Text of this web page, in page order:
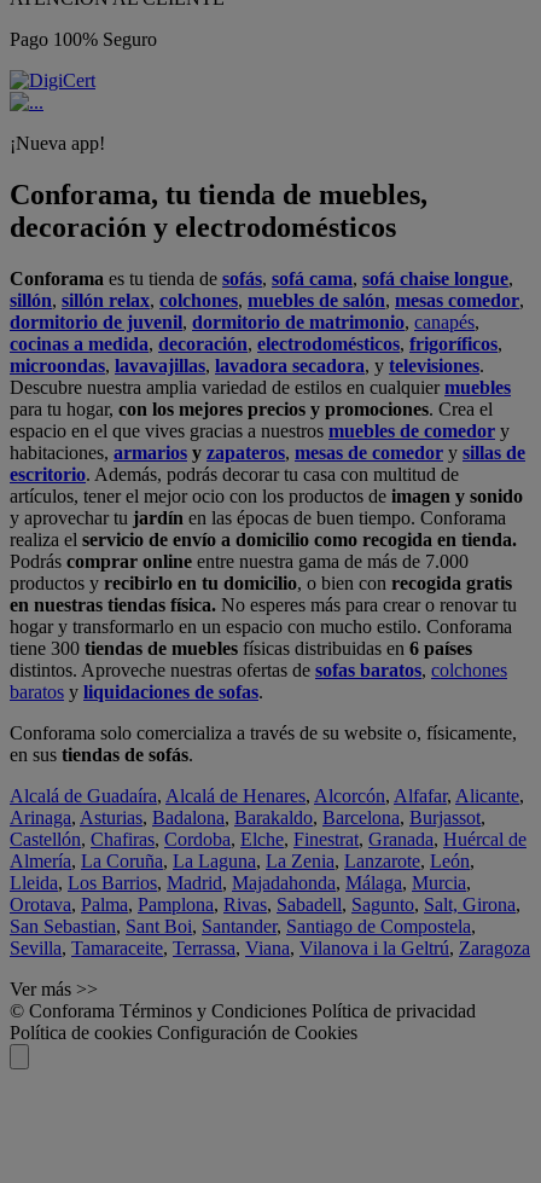
Pago 100% Seguro
¡Nueva app!
Conforama, tu tienda de muebles,
decoración y electrodomésticos
Conforama es tu tienda de sofás, sofá cama, sofá chaise longue,
sillón, sillón relax, colchones, muebles de salón, mesas comedor,
dormitorio de juvenil, dormitorio de matrimonio, canapés,
cocinas a medida, decoración, electrodomésticos, frigoríficos,
microondas, lavavajillas, lavadora secadora, y televisiones.
Descubre nuestra amplia variedad de estilos en cualquiermuebles
para tu hogar, con los mejores precios y promociones. Crea el
espacio en el que vives gracias a nuestros muebles de comedor y
habitaciones, armarios y zapateros, mesas de comedor y sillas de
escritorio. Además, podrás decorar tu casa con multitud de
artículos, tener el mejor ocio con los productos de imagen y sonido
y aprovechar tu jardín en las épocas de buen tiempo. Conforama
realiza el servicio de envío a domicilio como recogida en tienda.
Podrás comprar online entre nuestra gama de más de 7.000
productos y recibirlo en tu domicilio, o bien con recogida gratis
en nuestras tiendas física. No esperes más para crear o renovar tu
hogar y transformarlo en un espacio con mucho estilo. Conforama
tiene 300 tiendas de muebles físicas distribuidas en 6 países
distintos. Aproveche nuestras ofertas de sofas baratos, colchones
baratos y liquidaciones de sofas.
Conforama solo comercializa a través de su website o, físicamente,
en sus tiendas de sofás.
Alcalá de Guadaíra, Alcalá de Henares, Alcorcón, Alfafar, Alicante,
Arinaga, Asturias, Badalona, Barakaldo, Barcelona, Burjassot,
Castellón, Chafiras, Cordoba, Elche, Finestrat, Granada, Huércal de
Almería, La Coruña, La Laguna, La Zenia, Lanzarote, León,
Lleida, Los Barrios, Madrid, Majadahonda, Málaga, Murcia,
Orotava, Palma, Pamplona, Rivas, Sabadell, Sagunto, Salt, Girona,
San Sebastian, Sant Boi, Santander, Santiago de Compostela,
Sevilla, Tamaraceite, Terrassa, Viana, Vilanova i la Geltrú, Zaragoza
Ver más >>
© Conforama Términos y Condiciones Política de privacidad
Política de cookies Configuración de Cookies